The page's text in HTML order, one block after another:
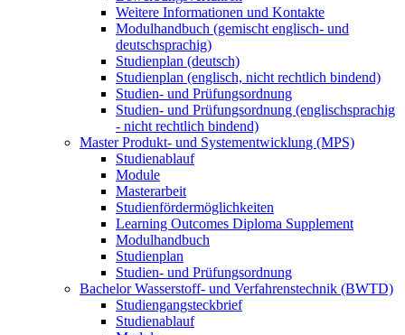
Weitere Informationen und Kontakte
Modulhandbuch (gemischt englisch- und
deutschsprachig)
Studienplan (deutsch)
Studienplan (englisch, nicht rechtlich bindend)
Studien- und Prüfungsordnung
Studien- und Prüfungsordnung (englischsprachig
- nicht rechtlich bindend)
Master Produkt- und Systementwicklung (MPS)
Studienablauf
Module
Masterarbeit
Studienfördermöglichkeiten
Learning Outcomes Diploma Supplement
Modulhandbuch
Studienplan
Studien- und Prüfungsordnung
Bachelor Wasserstoff- und Verfahrenstechnik (BWTD)
Studiengangsteckbrief
Studienablauf